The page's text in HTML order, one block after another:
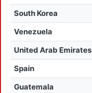
South Korea
Venezuela
United Arab Emirates
Spain
Guatemala